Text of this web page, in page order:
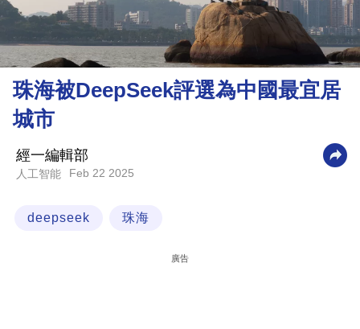
市
理
財
科
珠海被DeepSeek評選為中國最宜居
城市
經一編輯部
人工智能 Feb 22 2025
deepseek 珠海
廣告